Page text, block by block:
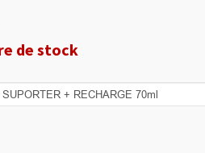
de stock